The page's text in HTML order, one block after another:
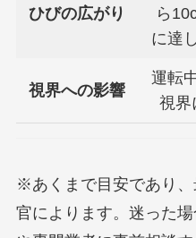
ひびの広がり
ら
に達
視界への影響
運転
視界
※あくまで目安であり
官によります。迷った